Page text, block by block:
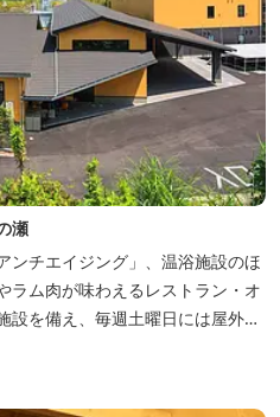
瀬
ンチエイジング」、温浴施設のほ
ラム肉が味わえるレストラン・オ
設を備え、毎週土曜日には屋外に
販売が行われています。 また、
必要な高齢者の利用に特化した
ー、車いす対応の貸切風呂、リフ